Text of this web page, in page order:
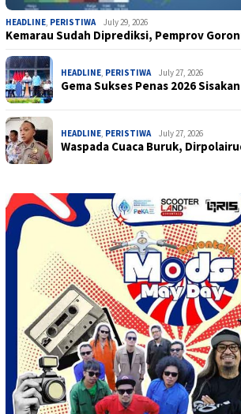
HEADLINE, PERISTIWA July 29, 2026
Kemarau Sudah Diprediksi, Pemprov
HEADLINE, PERISTIWA July 27, 2026
Gema Sukses Penas 2026
HEADLINE, PERISTIWA July 27, 2026
Waspada Cuaca Buruk,